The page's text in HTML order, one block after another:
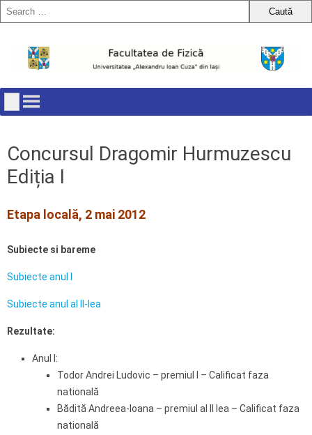
content
Concursul Dragomir Hurmuzescu
Ediția I
Etapa locală, 2 mai 2012
Subiecte si bareme
Subiecte anul I
Subiecte anul al II-lea
Rezultate:
Anul I:
Todor Andrei Ludovic – premiul I – Calificat faza
natională
Bădită Andreea-Ioana – premiul al II lea – Calificat faza
natională